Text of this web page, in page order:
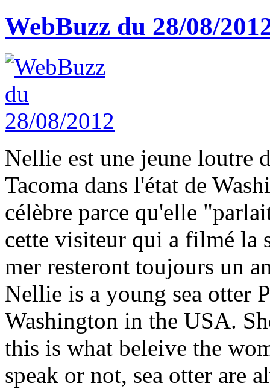
WebBuzz du 28/08/
Nellie est une jeune loutre
Tacoma dans l'état de
célèbre parce qu'elle
cette visiteur qui a filmé la
mer resteront toujours un
Nellie is a young sea otter
Washington in the USA.
this is what beleive the
speak or not, sea otter are